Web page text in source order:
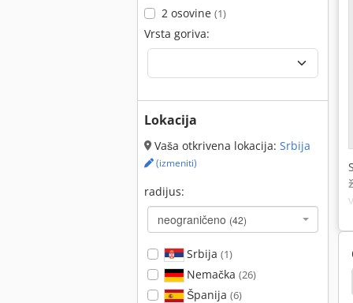
2 osovine (1)
Vrsta goriva:
Lokacija
Vaša otkrivena lokacija: Srbija
(izmeniti)
radijus:
neograničeno (42)
Srbija (1)
Nemačka (26)
Španija (6)
Hamm 3518